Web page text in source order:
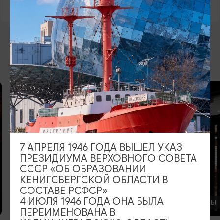
ВОЗМОЖНО ВАС ЗАИНТЕРЕСУЕТ
РЕСТОРАНЫ РЕСТОРАНЫ
7 АПРЕЛЯ 1946 ГОДА ВЫШЕЛ УКАЗ
ПРЕЗИДИУМА ВЕРХОВНОГО СОВЕТА
СССР «ОБ ОБРАЗОВАНИИ
КЕНИГСБЕРГСКОЙ ОБЛАСТИ В
СОСТАВЕ РСФСР»
4 ИЮЛЯ 1946 ГОДА ОНА БЫЛА
ПЕРЕИМЕНОВАНА В